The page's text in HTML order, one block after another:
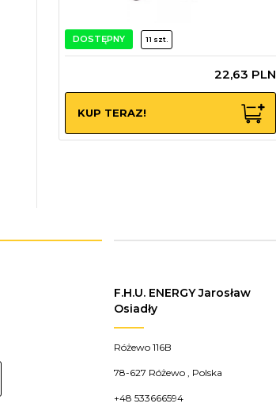
DOSTĘPNY 11 szt.
22,63 PLN
KUP TERAZ!
F.H.U. ENERGY Jarosław
Osiadły
Różewo 116B
78-627 Różewo Polska
+48 533666594